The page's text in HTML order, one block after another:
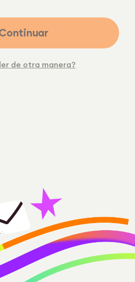
de otra manera?